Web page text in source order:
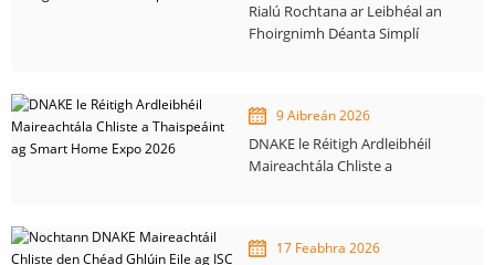
Rialú Rochtana ar Leibhéal an
Fhoirgnimh Déanta Simplí
9 Aibreán 2026
DNAKE le Réitigh Ardleibhéil
Maireachtála Chliste a
17 Feabhra 2026